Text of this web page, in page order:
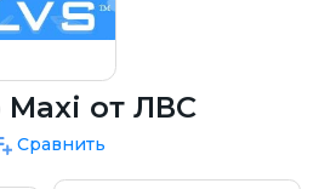
от ЛВС
Сравнить